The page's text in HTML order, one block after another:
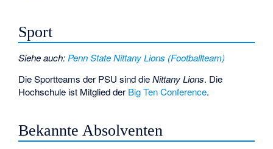
Sport
Siehe auch: Penn State Nittany Lions (Footballteam)
Die Sportteams der PSU sind dieNittany Lions. Die
Hochschule ist Mitglied der Big Ten Conference.
Bekannte Absolventen